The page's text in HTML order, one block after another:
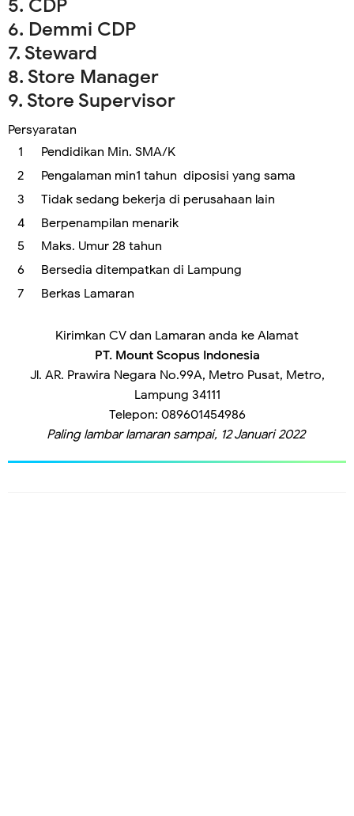
5. CDP
6. Demmi CDP
7. Steward
8. Store Manager
9. Store Supervisor
Persyaratan
Pendidikan Min. SMA/K
Pengalaman min1 tahun diposisi yang sama
Tidak sedang bekerja di perusahaan lain
Berpenampilan menarik
Maks. Umur 28 tahun
Bersedia ditempatkan di Lampung
Berkas Lamaran
Kirimkan CV dan Lamaran anda ke Alamat
PT. Mount Scopus Indonesia
Jl. AR. Prawira Negara No.99A, Metro Pusat, Metro,
Lampung 34111
Telepon: 089601454986
Paling lambar lamaran sampai, 12 Januari 2022